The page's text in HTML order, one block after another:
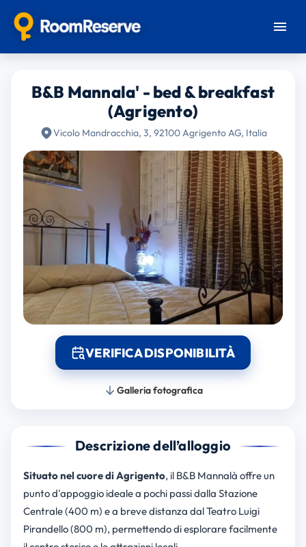
B&B Mannala' - bed & breakfast
(Agrigento)
Vicolo Mandracchia, 3, 92100 Agrigento AG, Italia
VERIFICA DISPONIBILITÀ
Galleria fotografica
Descrizione dell’alloggio
Situato nel cuore di Agrigento, il B&B Mannalà offre un
punto d'appoggio ideale a pochi passi dalla Stazione
Centrale (400 m) e a breve distanza dal Teatro Luigi
Pirandello (800 m), permettendo di esplorare facilmente